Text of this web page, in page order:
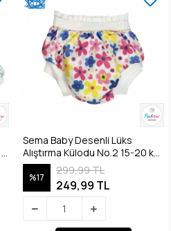
Sema Baby Desenli Lüks
Alıştırma Külodu No.2 15-20 kg
- Flowers
%17
299,99 TL
249,99 TL